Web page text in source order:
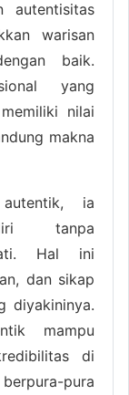
autentisitas
warisan
baik.
yang
nilai
makna
ia
tanpa
Hal ini
dan sikap
diyakininya.
mampu
di
pura